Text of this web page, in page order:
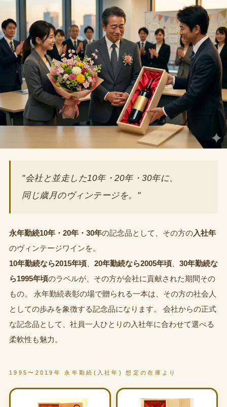
"会社と並走した10年・20年・30年に、
同じ歳月のヴィンテージを。"
永年勤続10年・20年・30年の記念品として、その方の入社年
のヴィンテージワインを。
10年勤続なら2015年頃
20年勤続なら2005年頃
30年勤続な
ら1995年頃のラベルが、その方が会社に貢献された期間その
もの。 永年勤続表彰の場で贈られる一本は、その方の社会人
としての歩みを象徴する記念品になります。 会社からの正式
な記念品として、社員一人ひとりの入社年に合わせて選べる
柔軟性も魅力。
1995〜2019年 永年勤続(入社年) 想定の在庫より